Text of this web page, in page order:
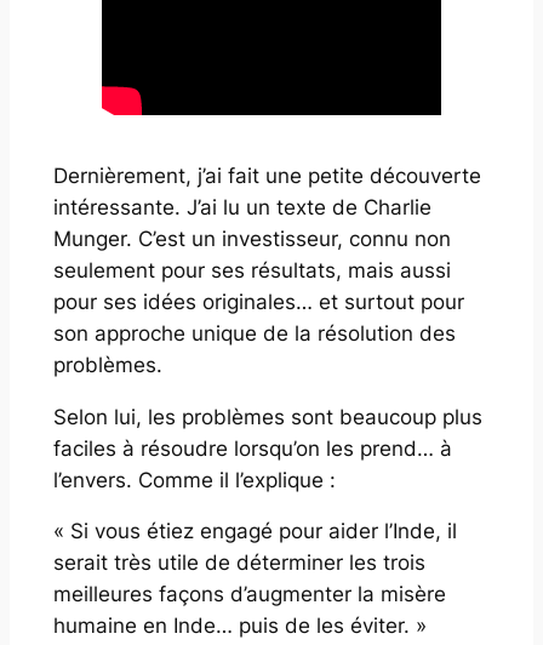
Dernièrement, j’ai fait une petite découverte
intéressante. J’ai lu un texte de Charlie
Munger. C’est un investisseur, connu non
seulement pour ses résultats, mais aussi
pour ses idées originales… et surtout pour
son approche unique de la résolution des
problèmes.
Selon lui, les problèmes sont beaucoup plus
faciles à résoudre lorsqu’on les prend… à
l’envers. Comme il l’explique :
« Si vous étiez engagé pour aider l’Inde, il
serait très utile de déterminer les trois
meilleures façons d’augmenter la misère
humaine en Inde… puis de les éviter. »